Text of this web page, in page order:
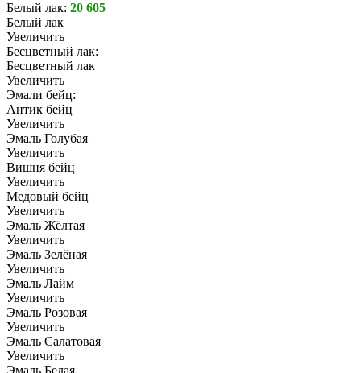
Белый лак: 20 605
Белый лак
Увеличить
Бесцветный лак:
Бесцветный лак
Увеличить
Эмали бейц:
Антик бейц
Увеличить
Эмаль Голубая
Увеличить
Вишня бейц
Увеличить
Медовый бейц
Увеличить
Эмаль Жёлтая
Увеличить
Эмаль Зелёная
Увеличить
Эмаль Лайм
Увеличить
Эмаль Розовая
Увеличить
Эмаль Салатовая
Увеличить